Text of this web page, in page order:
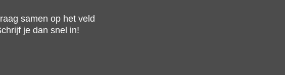
samen op het veld
je dan snel in!